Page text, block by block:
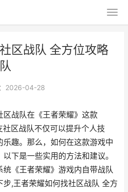
区战队 全方位攻略
2026-04-28
战队在《王者荣耀》这款
区战队不仅可以提升个人技
趣。那么，如何在这款游戏中
下是一些实用的方法和建议。
《王者荣耀》游戏内自带战队
步,王者荣耀如何找社区战队 全方